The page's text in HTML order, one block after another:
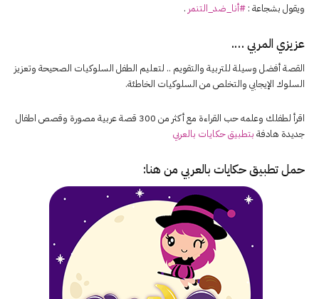
ويقول بشجاعة : #أنا_ضد_التنمر .
عزيزي المربي ….
القصة أفضل وسيلة للتربية والتقويم .. لتعليم الطفل السلوكيات الصحيحة وتعزيز
السلوك الإيجابي والتخلص من السلوكيات الخاطئة.
اقرأ لطفلك وعلمه حب القراءة مع أكثر من 300 قصة عربية مصورة وقصص اطفال
جديدة هادفة بتطبيق حكايات بالعربي
حمل تطبيقحكايات بالعربي من هنا: